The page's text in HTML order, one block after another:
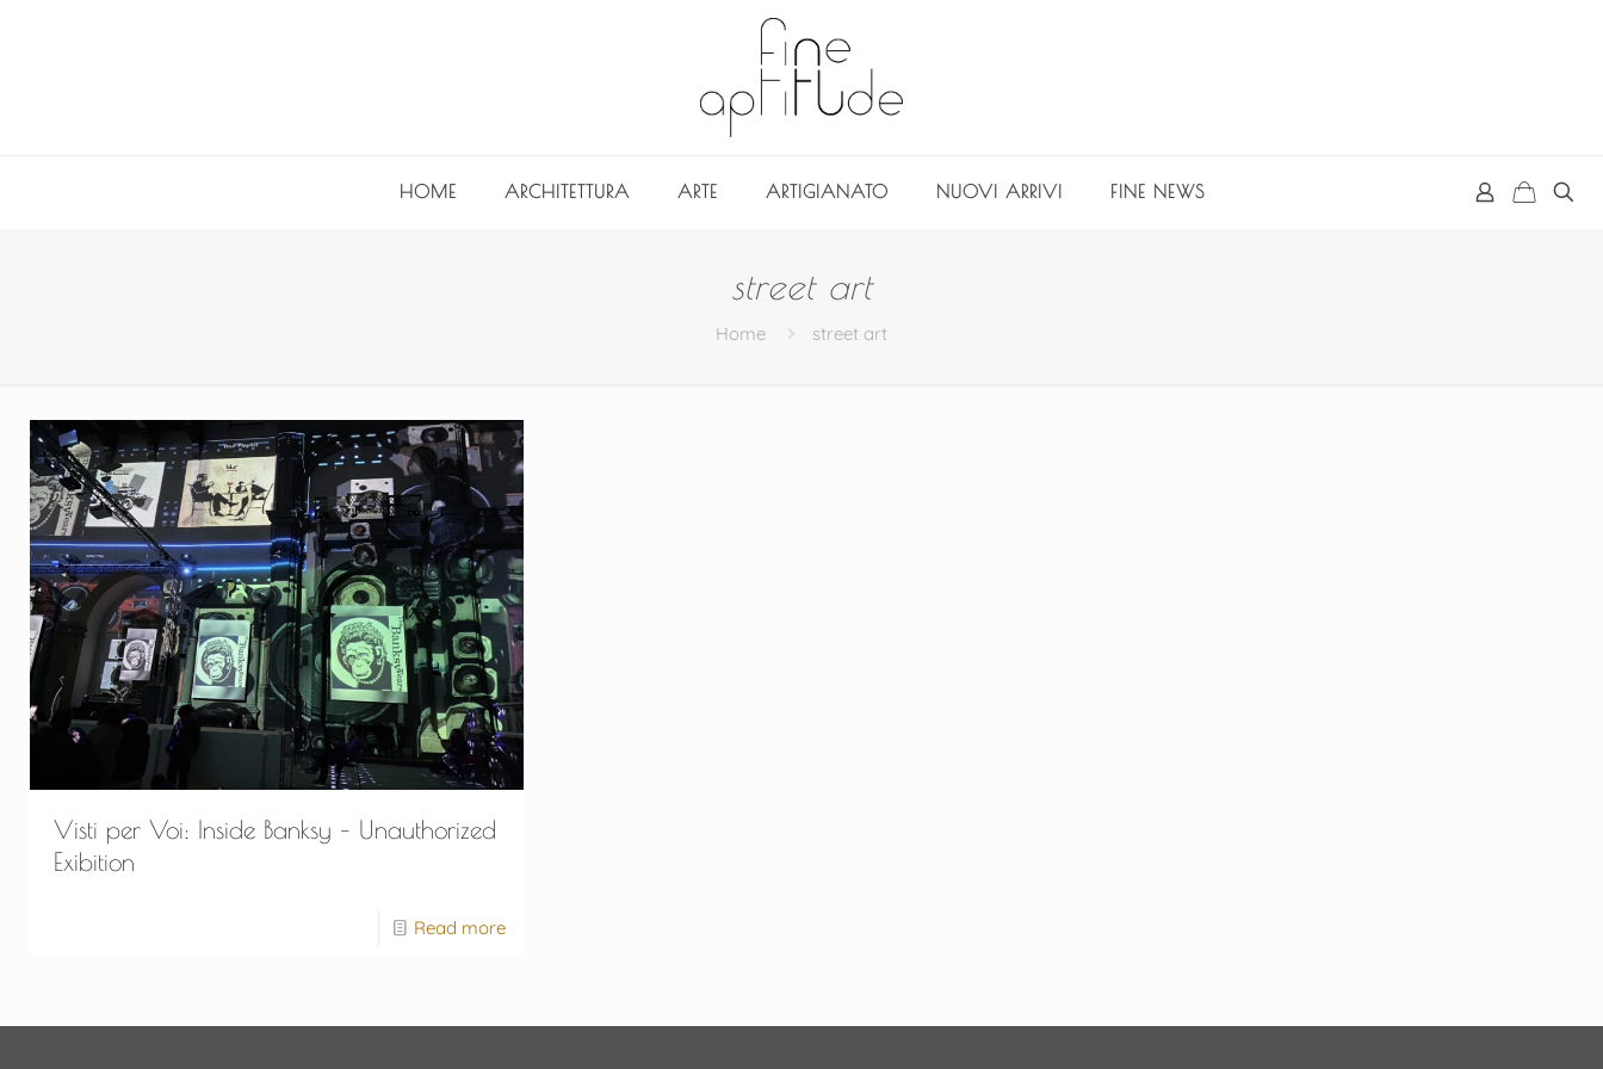
HOME ARCHITETTURA ARTE ARTIGIANATO NUOVI ARRIVI FINE NEWS
street art
Home street art
Visti per Voi: Inside Banksy – Unauthorized
Exibition
Read more